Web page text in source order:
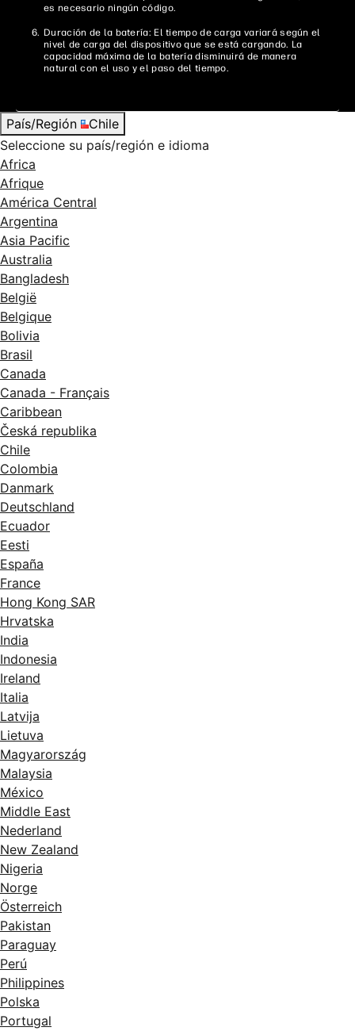
es necesario ningún código.
Duración de la batería: El tiempo de carga variará según el
nivel de carga del dispositivo que se está cargando. La
capacidad máxima de la batería disminuirá de manera
natural con el uso y el paso del tiempo.
País/Región
Chile
Seleccione su país/región e idioma
Africa
Afrique
América Central
Argentina
Asia Pacific
Australia
Bangladesh
België
Belgique
Bolivia
Brasil
Canada
Canada - Français
Caribbean
Česká republika
Chile
Colombia
Danmark
Deutschland
Ecuador
Eesti
España
France
Hong Kong SAR
Hrvatska
India
Indonesia
Ireland
Italia
Latvija
Lietuva
Magyarország
Malaysia
México
Middle East
Nederland
New Zealand
Nigeria
Norge
Österreich
Pakistan
Paraguay
Perú
Philippines
Polska
Portugal